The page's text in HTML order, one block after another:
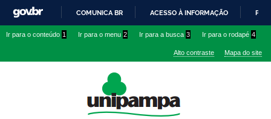
conteúdo
IR
O
COMUNICA BR ACESSO À INFORMAÇÃO
Ir para o conteúdo 1 Ir para o menu 2 Ir para a busca 3 Ir para o rodapé 4
Alto contraste Mapa do site